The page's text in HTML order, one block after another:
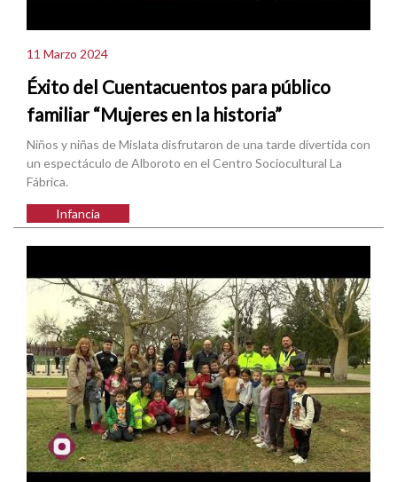
11 Marzo 2024
Éxito del Cuentacuentos para público
familiar “Mujeres en la historia”
Niños y niñas de Mislata disfrutaron de una tarde divertida con
un espectáculo de Alboroto en el Centro Sociocultural La
Fábrica.
Infancia